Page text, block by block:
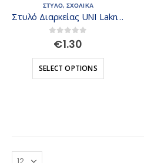
ΣΤΥΛΟ, ΣΧΟΛΙΚΑ
Στυλό Διαρκείας UNI Laknock SN-100 1.0 mm
out of 5
€1.30
SELECT OPTIONS